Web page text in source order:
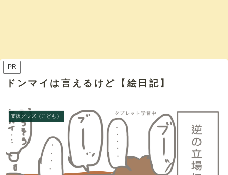
PR
ドンマイは言えるけど【絵日記】
支援グッズ（こども）